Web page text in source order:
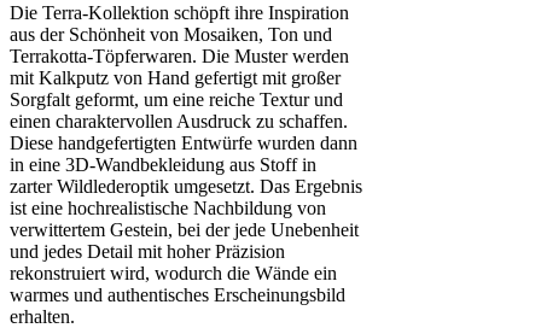
Die Terra-Kollektion schöpft ihre Inspiration
aus der Schönheit von Mosaiken, Ton und
Terrakotta-Töpferwaren. Die Muster werden
mit Kalkputz von Hand gefertigt mit großer
Sorgfalt geformt, um eine reiche Textur und
einen charaktervollen Ausdruck zu schaffen.
Diese handgefertigten Entwürfe wurden dann
in eine 3D-Wandbekleidung aus Stoff in
zarter Wildlederoptik umgesetzt. Das Ergebnis
ist eine hochrealistische Nachbildung von
verwittertem Gestein, bei der jede Unebenheit
und jedes Detail mit hoher Präzision
rekonstruiert wird, wodurch die Wände ein
warmes und authentisches Erscheinungsbild
erhalten.